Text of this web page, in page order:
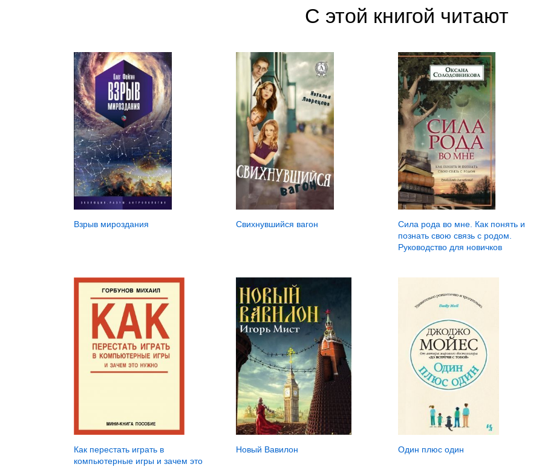
С этой книгой читают
Взрыв мироздания Свихнувшийся вагон
Сила рода во мне. Как понять и
познать свою связь с родом.
Руководство для новичков
Как перестать играть в
компьютерные игры и зачем это
Новый Вавилон Один плюс один